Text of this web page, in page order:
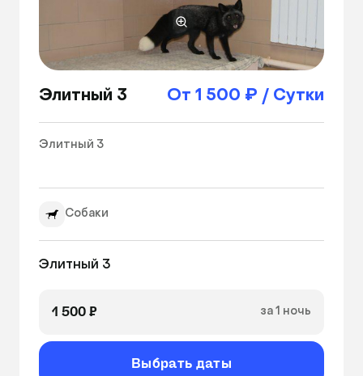
Элитный 3 От 1 500 ₽ / Сутки
Элитный 3
Собаки
1 500 ₽ за 1 ночь
Выбрать даты